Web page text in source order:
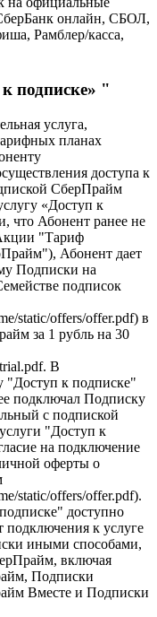
онлайн, СБОЛ,
Рамблер/касса,
подписке» "
услуга,
планах
доступа к
СберПрайм
«Доступ к
что Абонент ранее не
"Тариф
Абонент дает
Подписки на
подписок
static/offers/offer.pdf) в
за 1 рубль на 30
В
"Доступ к подписке"
подключал Подписку
с подпиской
"Доступ к
на подключение
оферты о
static/offers/offer.pdf).
доступно
к услуге
иными способами,
включая
Подписки
Вместе и Подписки